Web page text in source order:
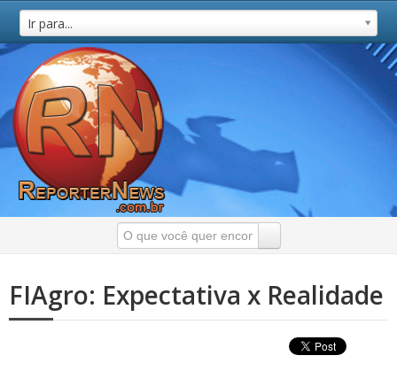
Ir para...
FIAgro: Expectativa x Realidade